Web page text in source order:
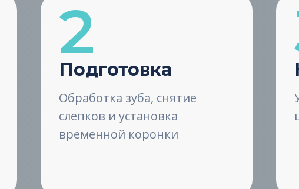
Подготовка
Обработка зуба, снятие
слепков и установка
временной коронки